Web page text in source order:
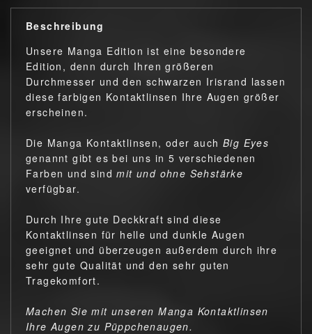
Beschreibung
Unsere Manga Edition ist eine besondere
Edition, denn durch Ihren größeren
Durchmesser und den schwarzen Irisrand lassen
diese farbigen Kontaktlinsen Ihre Augen größer
erscheinen.
Die Manga Kontaktlinsen, oder auch Big Eyes
genannt gibt es bei uns in 5 verschiedenen
Farben und sindmit und ohne Sehstärke
verfügbar.
Durch Ihre gute Deckkraft sind diese
Kontaktlinsen für helle und dunkle Augen
geeignet und überzeugen außerdem durch ihre
sehr gute Qualität und den sehr guten
Tragekomfort.
Machen Sie mit unseren Manga Kontaktlinsen
Ihre Augen zu Püppchenaugen.